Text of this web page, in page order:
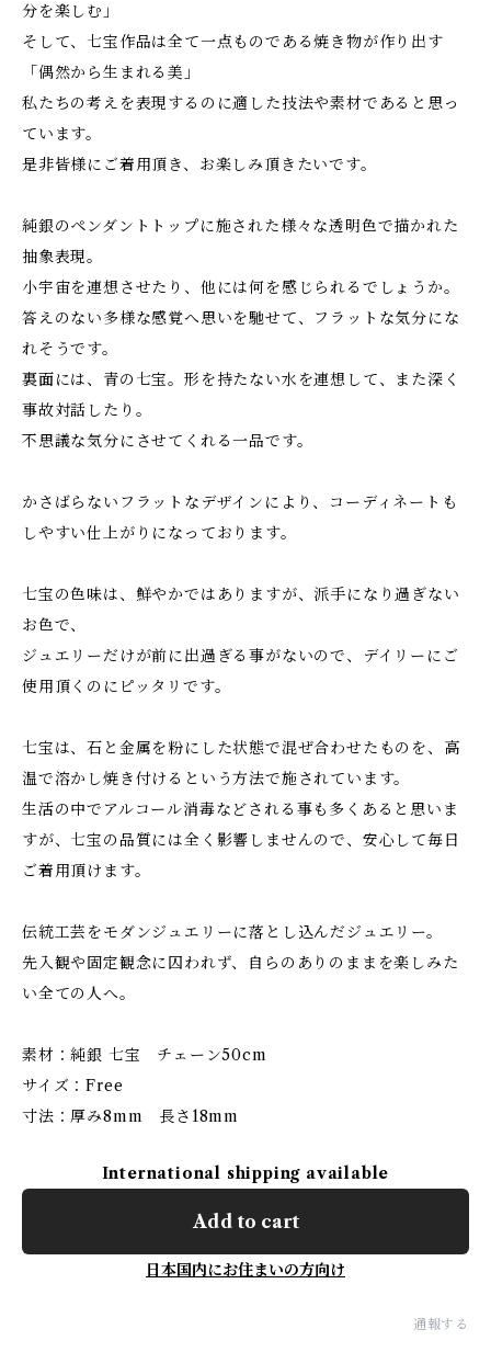
分を楽しむ」
そして、七宝作品は全て一点ものである焼き物が作り出す
「偶然から生まれる美」
私たちの考えを表現するのに適した技法や素材であると思っ
ています。
是非皆様にご着用頂き、お楽しみ頂きたいです。
純銀のペンダントトップに施された様々な透明色で描かれた
抽象表現。
小宇宙を連想させたり、他には何を感じられるでしょうか。
答えのない多様な感覚へ思いを馳せて、フラットな気分にな
れそうです。
裏面には、青の七宝。形を持たない水を連想して、また深く
事故対話したり。
不思議な気分にさせてくれる一品です。
かさばらないフラットなデザインにより、コーディネートも
しやすい仕上がりになっております。
七宝の色味は、鮮やかではありますが、派手になり過ぎない
お色で、
ジュエリーだけが前に出過ぎる事がないので、デイリーにご
使用頂くのにピッタリです。
七宝は、石と金属を粉にした状態で混ぜ合わせたものを、高
温で溶かし焼き付けるという方法で施されています。
生活の中でアルコール消毒などされる事も多くあると思いま
すが、七宝の品質には全く影響しませんので、安心して毎日
ご着用頂けます。
伝統工芸をモダンジュエリーに落とし込んだジュエリー。
先入観や固定観念に囚われず、自らのありのままを楽しみた
い全ての人へ。
素材：純銀 七宝 チェーン50cm
サイズ：Free
寸法：厚み8mm 長さ18mm
International shipping available
Add to cart
日本国内にお住まいの方向け
通報する